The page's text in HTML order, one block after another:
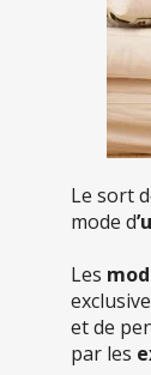
Le sort
mode d
Les
et de
par les